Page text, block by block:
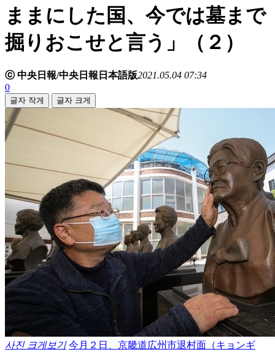
ままにした国、今では墓まで
掘りおこせと言う」（２）
ⓒ 中央日報/中央日報日本語版2021.05.04 07:34
0
글자 작게 글자 크게
사진 크게보기 今月２日、京畿道広州市退村面（キョンギ